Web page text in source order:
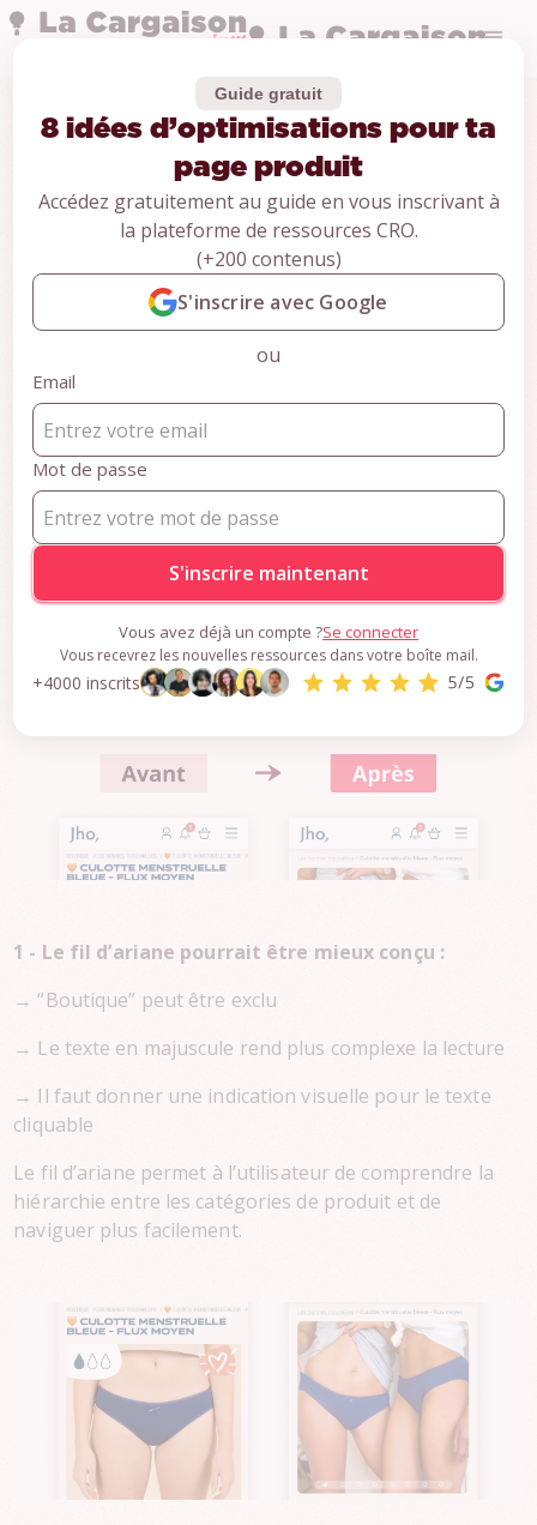
Guide gratuit
8 idées d’optimisations pour ta
page produit
Accédez gratuitement au guide en vous inscrivant à
la plateforme de ressources CRO.
(+200 contenus)
S'inscrire avec Google
ou
Email
Mot de passe
Vous avez déjà un compte ?Se connecter
Vous recevrez les nouvelles ressources dans votre boîte mail.
+4000 inscrits
Études de cas
8 idées
d’optimisations
pour ta page produit
Jho
11 min
CONTENU RÉSERVÉ AUX MEMBRES
PREMIUM
Inscrivez-vous pour accéder
aux ressources premium
1 - Le fil d’ariane pourrait être mieux conçu :
→ “Boutique” peut être exclu
→ Le texte en majuscule rend plus complexe la lecture
→ Il faut donner une indication visuelle pour le texte
cliquable
Le fil d’ariane permet à l’utilisateur de comprendre la
hiérarchie entre les catégories de produit et de
naviguer plus facilement.